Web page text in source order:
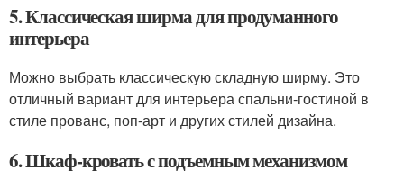
5. Классическая ширма для продуманного
интерьера
Можно выбрать классическую складную ширму. Это
отличный вариант для интерьера спальни-гостиной в
стиле прованс, поп-арт и других стилей дизайна.
6. Шкаф-кровать с подъемным механизмом